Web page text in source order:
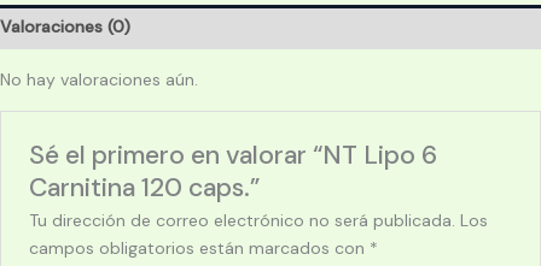
Valoraciones (0)
No hay valoraciones aún.
Sé el primero en valorar “NT Lipo 6
Carnitina 120 caps.”
Tu dirección de correo electrónico no será publicada. Los
campos obligatorios están marcados con *